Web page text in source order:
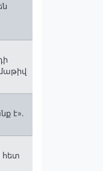
է»․
հետ